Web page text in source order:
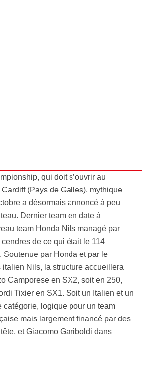
qui doit s’ouvrir au
(Pays de Galles), mythique
a désormais annoncé à peu
Dernier team en date à
team Honda Nils managé par
de ce qui était le 114
Soutenue par Honda et par le
italien Nils, la structure accueillera
Camporese en SX2, soit en 250,
Tixier en SX1. Soit un Italien et un
catégorie, logique pour un team
mais largement financé par des
et Giacomo Gariboldi dans